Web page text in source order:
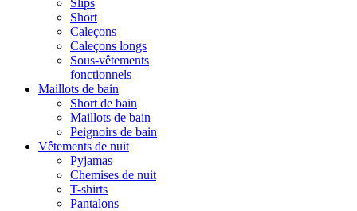
Slips
Short
Caleçons
Caleçons longs
Sous-vêtements
fonctionnels
Maillots de bain
Short de bain
Maillots de bain
Peignoirs de bain
Vêtements de nuit
Pyjamas
Chemises de nuit
T-shirts
Pantalons